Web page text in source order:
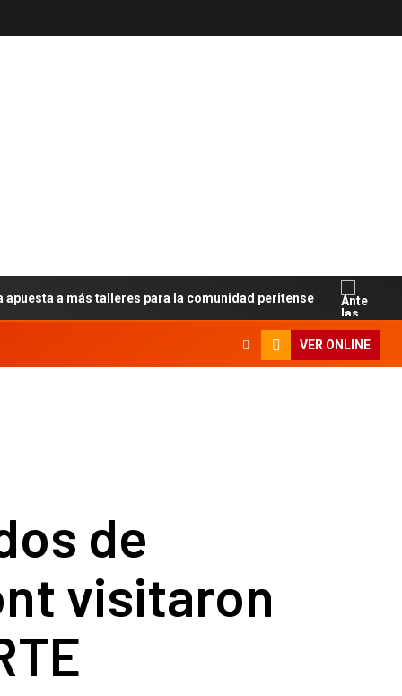
a más talleres para la comunidad peritense Ante
VER ONLINE
de
visitaron